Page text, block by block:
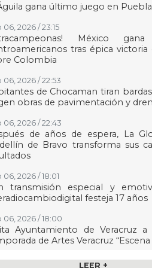
gana último juego en Puebla
06, 2026 / 23:15
México
tras épica
Colombia
06, 2026 / 22:53
de Chocaman tiran
obras de pavimentación y
06, 2026 / 22:43
de años de espera, La
de Bravo transforma sus
06, 2026 / 18:01
transmisión especial y
festeja 17 años
06, 2026 / 18:00
Ayuntamiento de Veracruz a
de Artes Veracruz “Escena
06, 2026 / 16:56 LEER +